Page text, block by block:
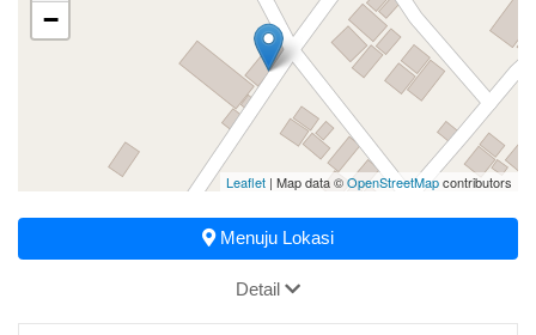
−
Leaflet | Map data ©OpenStreetMapcontributors
Menuju Lokasi
Detail